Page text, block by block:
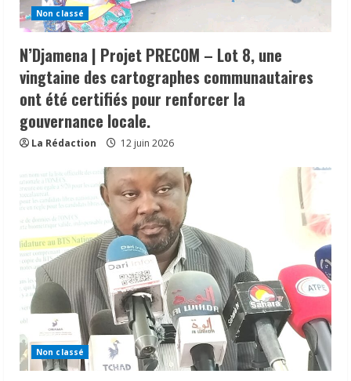
Non classé
N’Djamena | Projet PRECOM – Lot 8, une
vingtaine des cartographes communautaires
ont été certifiés pour renforcer la
gouvernance locale.
La Rédaction 12 juin 2026
Non classé